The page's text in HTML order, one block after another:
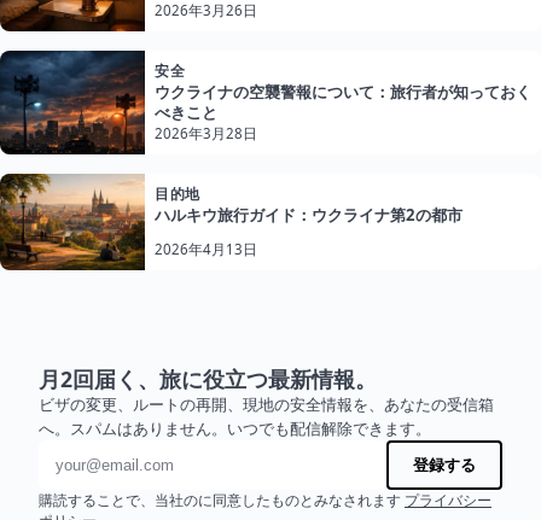
2026年3月26日
安全
ウクライナの空襲警報について：旅行者が知っておく
べきこと
2026年3月28日
目的地
ハルキウ旅行ガイド：ウクライナ第2の都市
2026年4月13日
月2回届く、旅に役立つ最新情報。
ビザの変更、ルートの再開、現地の安全情報を、あなたの受信箱
へ。スパムはありません。いつでも配信解除できます。
メールアドレス
登録する
購読することで、当社のに同意したものとみなされます プライバシー